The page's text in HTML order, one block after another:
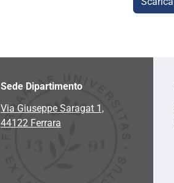
Sede Dipartimento
Via Giuseppe Saragat 1,
44122 Ferrara